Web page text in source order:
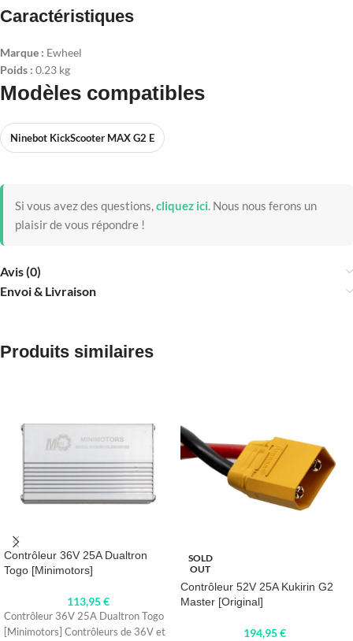
Caractéristiques
Marque : Ewheel
Poids : 0.23 kg
Modèles compatibles
Ninebot KickScooter MAX G2 E
Si vous avez des questions,cliquez ici. Nous nous ferons un
plaisir de vous répondre !
Avis (0)
Envoi & Livraison
Produits similaires
Contrôleur 36V 25A Dualtron
Togo [Minimotors]
113,95€
Contrôleur 36V 25A Dualtron Togo
[Minimotors] Contrôleurs de 36V et
SOLD
OUT
Contrôleur 52V 25A Kukirin G2
Master [Original]
194,95€